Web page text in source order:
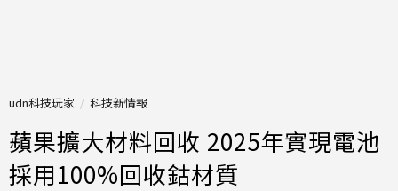
udn科技玩家 科技新情報
蘋果擴大材料回收 2025年實現電池
採用100%回收鈷材質